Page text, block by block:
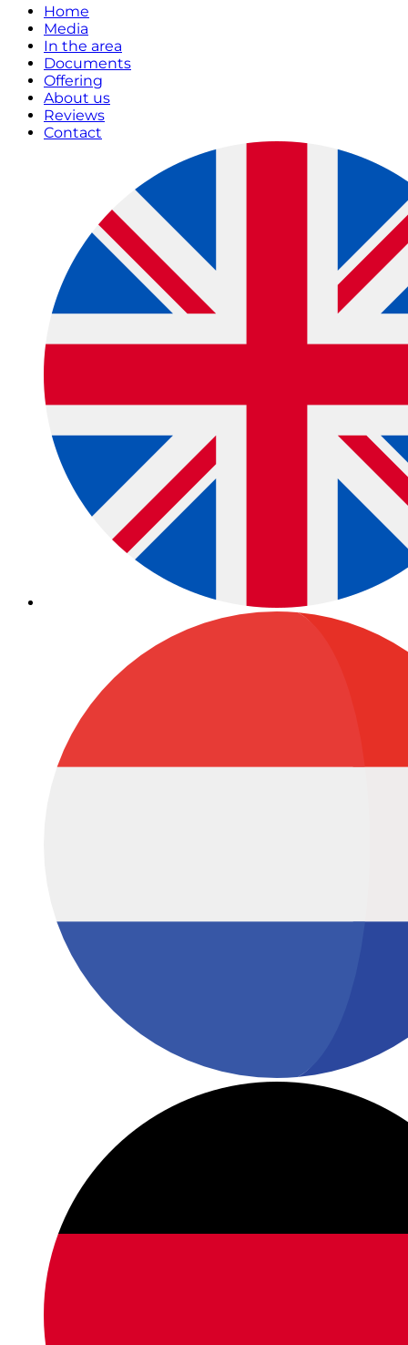
Home
Media
In the area
Documents
Offering
About us
Reviews
Contact